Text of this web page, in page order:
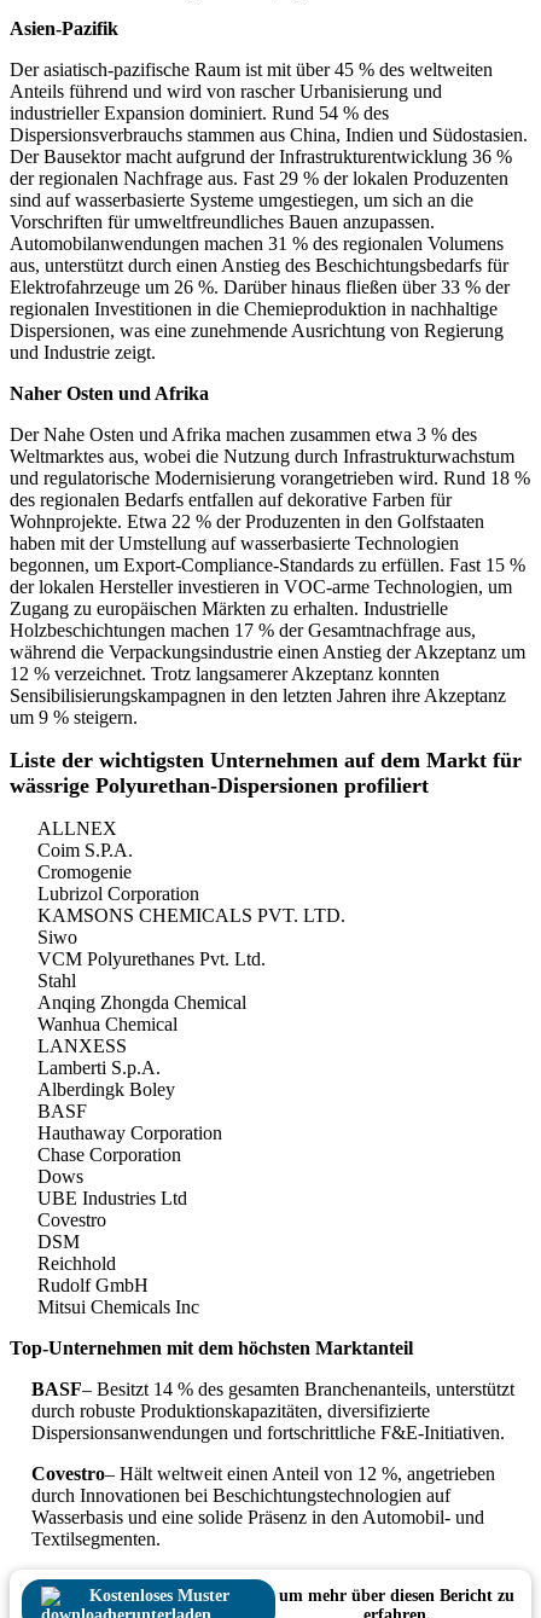
Asien-Pazifik
Der asiatisch-pazifische Raum ist mit über 45 % des weltweiten
Anteils führend und wird von rascher Urbanisierung und
industrieller Expansion dominiert. Rund 54 % des
Dispersionsverbrauchs stammen aus China, Indien und Südostasien.
Der Bausektor macht aufgrund der Infrastrukturentwicklung 36 %
der regionalen Nachfrage aus. Fast 29 % der lokalen Produzenten
sind auf wasserbasierte Systeme umgestiegen, um sich an die
Vorschriften für umweltfreundliches Bauen anzupassen.
Automobilanwendungen machen 31 % des regionalen Volumens
aus, unterstützt durch einen Anstieg des Beschichtungsbedarfs für
Elektrofahrzeuge um 26 %. Darüber hinaus fließen über 33 % der
regionalen Investitionen in die Chemieproduktion in nachhaltige
Dispersionen, was eine zunehmende Ausrichtung von Regierung
und Industrie zeigt.
Naher Osten und Afrika
Der Nahe Osten und Afrika machen zusammen etwa 3 % des
Weltmarktes aus, wobei die Nutzung durch Infrastrukturwachstum
und regulatorische Modernisierung vorangetrieben wird. Rund 18 %
des regionalen Bedarfs entfallen auf dekorative Farben für
Wohnprojekte. Etwa 22 % der Produzenten in den Golfstaaten
haben mit der Umstellung auf wasserbasierte Technologien
begonnen, um Export-Compliance-Standards zu erfüllen. Fast 15 %
der lokalen Hersteller investieren in VOC-arme Technologien, um
Zugang zu europäischen Märkten zu erhalten. Industrielle
Holzbeschichtungen machen 17 % der Gesamtnachfrage aus,
während die Verpackungsindustrie einen Anstieg der Akzeptanz um
12 % verzeichnet. Trotz langsamerer Akzeptanz konnten
Sensibilisierungskampagnen in den letzten Jahren ihre Akzeptanz
um 9 % steigern.
Liste der wichtigsten Unternehmen auf dem Markt für
wässrige Polyurethan-Dispersionen profiliert
ALLNEX
Coim S.P.A.
Cromogenie
Lubrizol Corporation
KAMSONS CHEMICALS PVT. LTD.
Siwo
VCM Polyurethanes Pvt. Ltd.
Stahl
Anqing Zhongda Chemical
Wanhua Chemical
LANXESS
Lamberti S.p.A.
Alberdingk Boley
BASF
Hauthaway Corporation
Chase Corporation
Dows
UBE Industries Ltd
Covestro
DSM
Reichhold
Rudolf GmbH
Mitsui Chemicals Inc
Top-Unternehmen mit dem höchsten Marktanteil
BASF– Besitzt 14 % des gesamten Branchenanteils, unterstützt
durch robuste Produktionskapazitäten, diversifizierte
Dispersionsanwendungen und fortschrittliche F&E-Initiativen.
Covestro– Hält weltweit einen Anteil von 12 %, angetrieben
durch Innovationen bei Beschichtungstechnologien auf
Wasserbasis und eine solide Präsenz in den Automobil- und
Textilsegmenten.
Kostenloses Muster
um mehr über diesen Bericht zu